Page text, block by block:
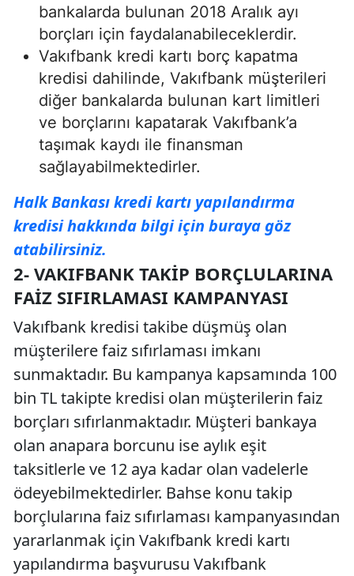
bankalarda bulunan 2018 Aralık ayı
borçları için faydalanabileceklerdir.
Vakıfbank kredi kartı borç kapatma
kredisi dahilinde, Vakıfbank müşterileri
diğer bankalarda bulunan kart limitleri
ve borçlarını kapatarak Vakıfbank’a
taşımak kaydı ile finansman
sağlayabilmektedirler.
Halk Bankası kredi kartı yapılandırma
kredisi hakkında bilgi için buraya göz
atabilirsiniz.
2- VAKIFBANK TAKIP BORÇLULARINA
FAIZ SIFIRLAMASI KAMPANYASI
Vakıfbank kredisi takibe düşmüş olan
müşterilere faiz sıfırlaması imkanı
sunmaktadır. Bu kampanya kapsamında 100
bin TL takipte kredisi olan müşterilerin faiz
borçları sıfırlanmaktadır. Müşteri bankaya
olan anapara borcunu ise aylık eşit
taksitlerle ve 12 aya kadar olan vadelerle
ödeyebilmektedirler. Bahse konu takip
borçlularına faiz sıfırlaması kampanyasından
yararlanmak için Vakıfbank kredi kartı
yapılandırma başvurusu Vakıfbank